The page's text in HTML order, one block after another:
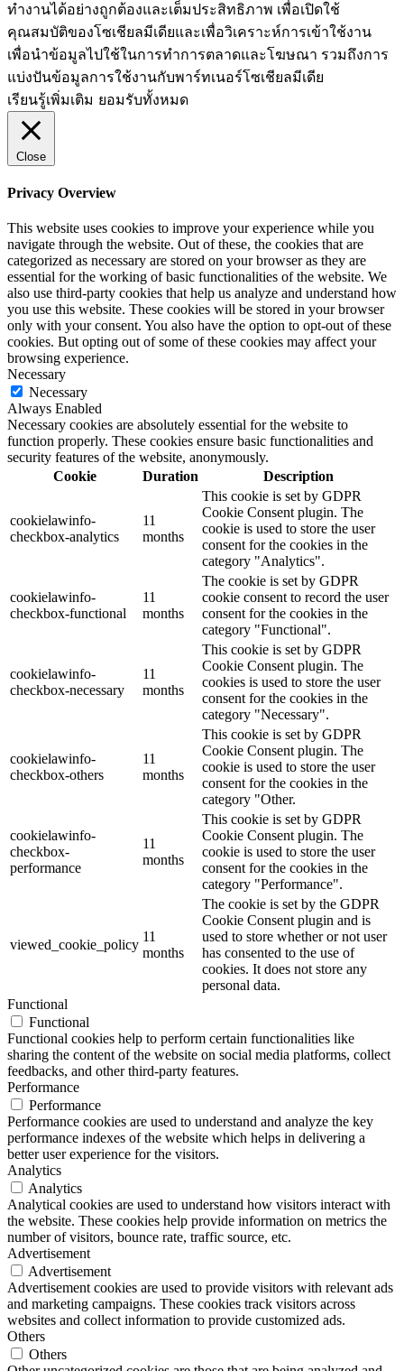
ทำงานได้อย่างถูกต้องและเต็มประสิทธิภาพ​ เพื่อเปิดใช้
คุณสมบัติของโซเชียล​มีเดียและเพื่อวิเคราะห์การเข้าใช้งาน
เพื่อนำข้อมูลไปใช้ในการทำการตลาดและโฆษณา​ รวมถึงการ
แบ่งปันข้อมูลการใช้งานกับพาร์ทเนอร์​โซเชียล​มีเดีย
เรียนรู้เพิ่มเติม ยอมรับทั้งหมด
Close
Privacy Overview
This website uses cookies to improve your experience while you
navigate through the website. Out of these, the cookies that are
categorized as necessary are stored on your browser as they are
essential for the working of basic functionalities of the website. We
also use third-party cookies that help us analyze and understand how
you use this website. These cookies will be stored in your browser
only with your consent. You also have the option to opt-out of these
cookies. But opting out of some of these cookies may affect your
browsing experience.
Necessary
Necessary
Always Enabled
Necessary cookies are absolutely essential for the website to
function properly. These cookies ensure basic functionalities and
security features of the website, anonymously.
Cookie
Duration Description
cookielawinfo-
checkbox-analytics
11
months
This cookie is set by GDPR
Cookie Consent plugin. The
cookie is used to store the user
consent for the cookies in the
category "Analytics".
cookielawinfo-
checkbox-functional
11
months
The cookie is set by GDPR
cookie consent to record the user
consent for the cookies in the
category "Functional".
cookielawinfo-
checkbox-necessary
11
months
This cookie is set by GDPR
Cookie Consent plugin. The
cookies is used to store the user
consent for the cookies in the
category "Necessary".
cookielawinfo-
checkbox-others
11
months
This cookie is set by GDPR
Cookie Consent plugin. The
cookie is used to store the user
consent for the cookies in the
category "Other.
cookielawinfo-
checkbox-
performance
11
months
This cookie is set by GDPR
Cookie Consent plugin. The
cookie is used to store the user
consent for the cookies in the
category "Performance".
viewed_cookie_policy
11
months
The cookie is set by the GDPR
Cookie Consent plugin and is
used to store whether or not user
has consented to the use of
cookies. It does not store any
personal data.
Functional
Functional
Functional cookies help to perform certain functionalities like
sharing the content of the website on social media platforms, collect
feedbacks, and other third-party features.
Performance
Performance
Performance cookies are used to understand and analyze the key
performance indexes of the website which helps in delivering a
better user experience for the visitors.
Analytics
Analytics
Analytical cookies are used to understand how visitors interact with
the website. These cookies help provide information on metrics the
number of visitors, bounce rate, traffic source, etc.
Advertisement
Advertisement
Advertisement cookies are used to provide visitors with relevant ads
and marketing campaigns. These cookies track visitors across
websites and collect information to provide customized ads.
Others
Others